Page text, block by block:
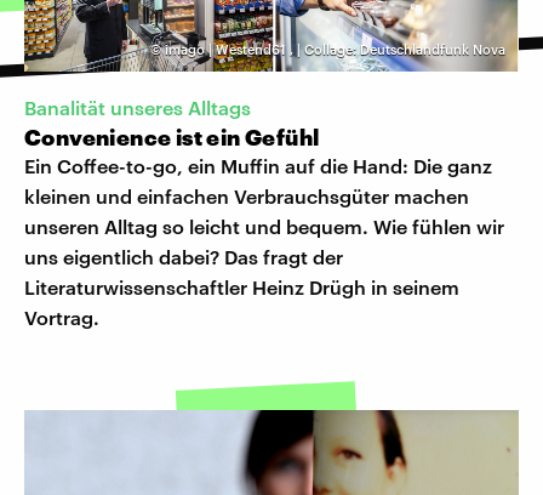
©imago | Westend61 , | Collage: Deutschlandfunk Nova
Banalität unseres Alltags
Convenience ist ein Gefühl
Ein Coffee-to-go, ein Muffin auf die Hand: Die ganz
kleinen und einfachen Verbrauchsgüter machen
unseren Alltag so leicht und bequem. Wie fühlen wir
uns eigentlich dabei? Das fragt der
Literaturwissenschaftler Heinz Drügh in seinem
Vortrag.